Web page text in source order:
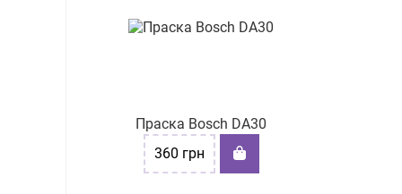
Праска Bosch DA30
360 грн